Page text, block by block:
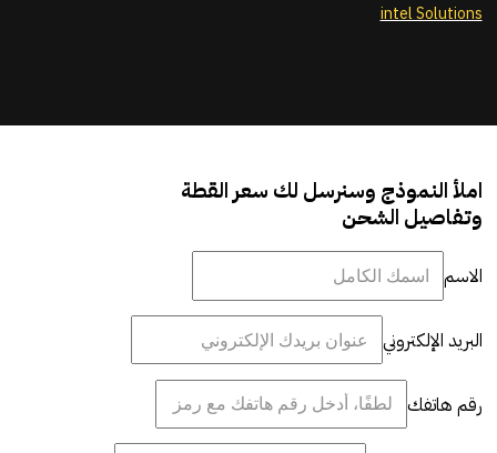
intel Solutions
املأ النموذج وسنرسل لك سعر القطة
وتفاصيل الشحن
الاسم
البريد الإلكتروني
رقم هاتفك